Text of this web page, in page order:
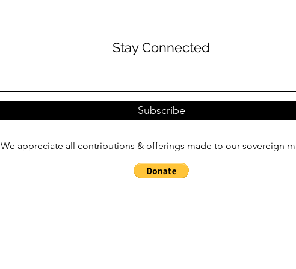
Stay Connected
Subscribe
We appreciate all contributions & offerings made to our sovereign